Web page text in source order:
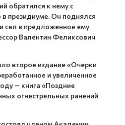
обратился к нему с
в президиуме. Он поднялся
сел в предложенное ему
Валентин Феликсович
второе издание «Очерки
и увеличенное
— книга «Поздние
огнестрельных ранений